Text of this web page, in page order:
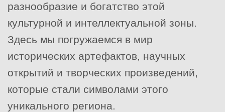
разнообразие и богатство этой
культурной и интеллектуальной зоны.
Здесь мы погружаемся в мир
исторических артефактов, научных
открытий и творческих произведений,
которые стали символами этого
уникального региона.